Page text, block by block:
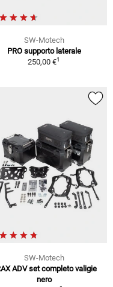
SW-Motech
PRO supporto laterale
250,00 €1
SW-Motech
ADV set completo valigie
nero